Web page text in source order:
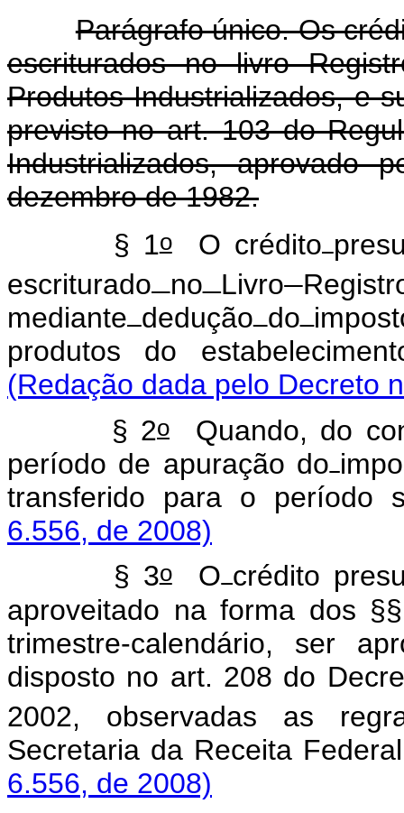
Parágrafo único. Os
escriturados no livro
Produtos Industrializados, e
previsto no art. 103 do
Industrializados, aprovado
dezembro de 1982.
§ 1oO crédito
escriturado no Livro
mediante dedução do
produtos do
(Redação dada pelo Decreto
§ 2o Quando, do
período de apuração do
transferido para o período
6.556, de 2008)
§ 3oO crédito
aproveitado na forma dos
trimestre-calendário, ser
disposto no art. 208 do
2002, observadas as
Secretaria da Receita
6.556, de 2008)